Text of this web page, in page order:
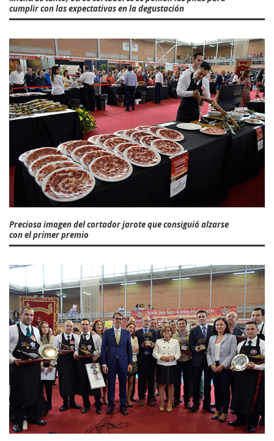
cumplir con las expectativas en la degustación
Preciosa imagen del cortador jarote que consiguió alzarse
con el primer premio